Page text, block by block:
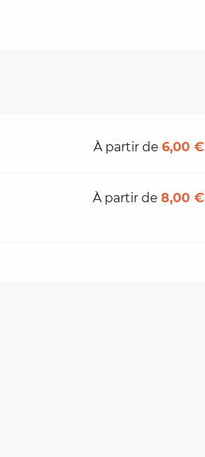
À partir de6,00 €
À partir de8,00 €